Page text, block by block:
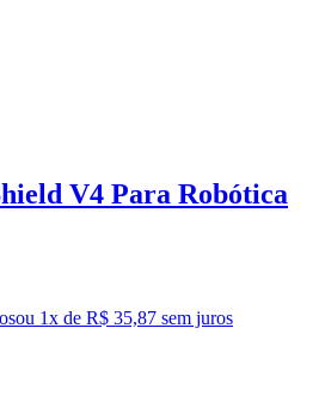
V4 Para Robótica
ou 1x de R$ 35,87 sem juros